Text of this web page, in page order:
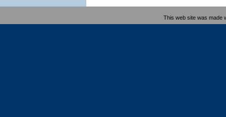
This web site was made